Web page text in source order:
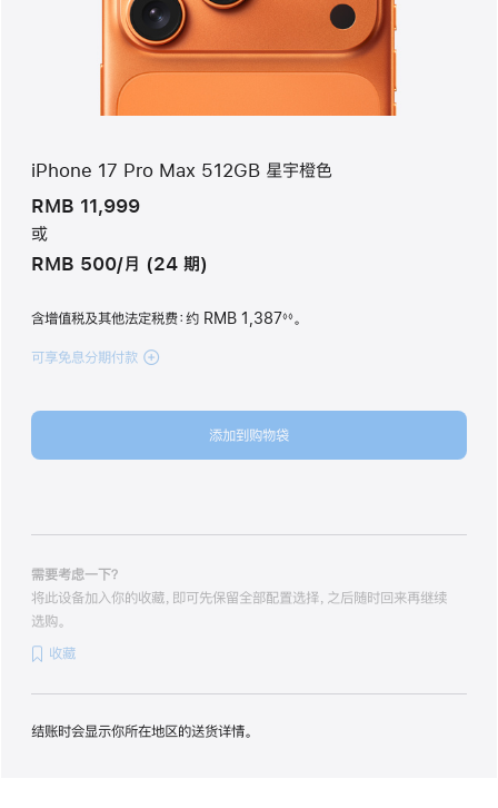
iPhone 17 Pro Max 512GB 星宇橙色
RMB 11,999
或
RMB 500/月 (24 期)
含增值税及其他法定税费：约 RMB 1,387◊◊。
可享免息分期付款 (iPhone 17 Pro Max
色
付
添加到购物袋
需要考虑一下？
将此设备加入你的收藏，即可先保留全部配置选择，之后随时回来再继续
选购。
收藏
结账时会显示你所在地区的送货详情。